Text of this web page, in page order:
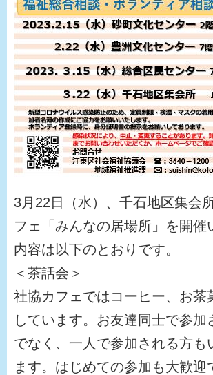
3月22日（水）、千石地区集会
フェ「みんなの居場所」を開催
内容は以下のとおりです。
＜茶話会＞
社協カフェではコーヒー、お茶
しています。お友達同士で参加
でなく、一人で参加される方も
ます。はじめての参加も大歓迎